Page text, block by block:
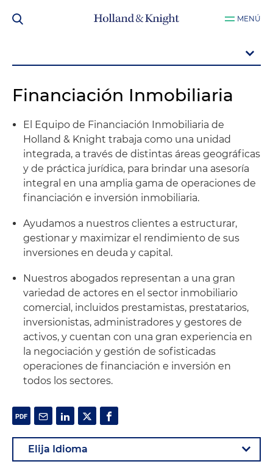
MENÚ
Financiación Inmobiliaria
El Equipo de Financiación Inmobiliaria de
Holland & Knight trabaja como una unidad
integrada, a través de distintas áreas geográficas
y de práctica jurídica, para brindar una asesoría
integral en una amplia gama de operaciones de
financiación e inversión inmobiliaria.
Ayudamos a nuestros clientes a estructurar,
gestionar y maximizar el rendimiento de sus
inversiones en deuda y capital.
Nuestros abogados representan a una gran
variedad de actores en el sector inmobiliario
comercial, incluidos prestamistas, prestatarios,
inversionistas, administradores y gestores de
activos, y cuentan con una gran experiencia en
la negociación y gestión de sofisticadas
operaciones de financiación e inversión en
todos los sectores.